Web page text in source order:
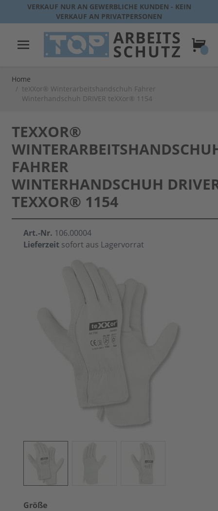
Direkt zum Inhalt
VERKAUF NUR AN GEWERBLICHE KUNDEN - KEIN
VERKAUF AN PRIVATPERSONEN
Home
/ teXXor® Winterarbeitshandschuh Fahrer
Winterhandschuh DRIVER teXXor® 1154
TEXXOR®
FAHRER
WINTERHANDSCHUH
TEXXOR® 1154
Art.-Nr. 106.00004
Lieferzeit sofort aus Lagervorrat
Größe